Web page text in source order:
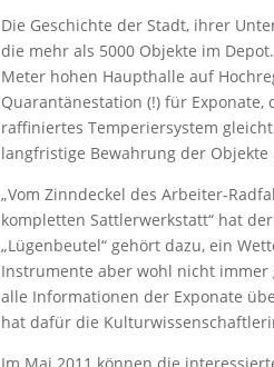
Die Geschichte der Stadt, ihrer
die mehr als 5000 Objekte im
Meter hohen Haupthalle auf
Quarantänestation (!) für
raffiniertes Temperiersystem
langfristige Bewahrung der
„Vom Zinndeckel des Arbeiter-
kompletten Sattlerwerkstatt“ hat
„Lügenbeutel“ gehört dazu, ein
Instrumente aber wohl nicht immer
alle Informationen der Exponate
hat dafür die